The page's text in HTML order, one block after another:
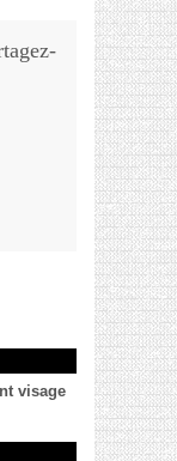
visage